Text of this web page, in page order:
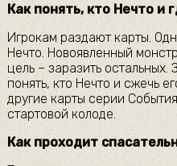
Как понять, кто Нечто и
Игрокам раздают карты.
Нечто. Новоявленный
цель – заразить
понять, кто Нечто и сжечь
другие карты серии
стартовой колоде.
Как проходит